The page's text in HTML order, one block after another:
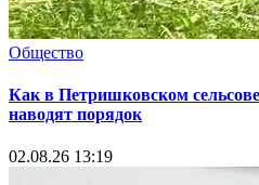
Общество
Как в Петришковском
наводят порядок
02.08.26 13:19